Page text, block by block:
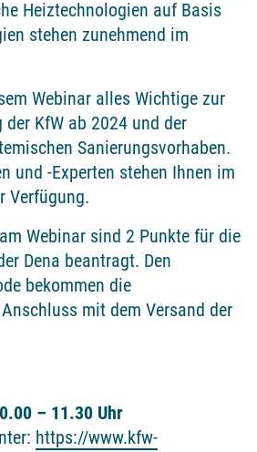
Heiztechnologien auf Basis
stehen zunehmend im
Webinar alles Wichtige zur
KfW ab 2024 und der
Sanierungsvorhaben.
und -Experten stehen Ihnen im
Verfügung.
Webinar sind 2 Punkte für die
Dena beantragt. Den
bekommen die
mit dem Versand der
– 11.30 Uhr
https://www.kfw-